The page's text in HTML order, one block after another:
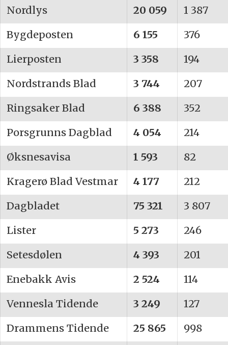
Nordlys
20 059
1 387
Bygdeposten
6 155
376
Lierposten
3 358
194
Nordstrands Blad
3 744
207
Ringsaker Blad
6 388
352
Porsgrunns Dagblad
4 054
214
Øksnesavisa
1 593
82
Kragerø Blad Vestmar
4 177
212
Dagbladet
75 321
3 807
Lister
5 273
246
Setesdølen
4 393
201
Enebakk Avis
2 524
114
Vennesla Tidende
3 249
127
Drammens Tidende
25 865
998